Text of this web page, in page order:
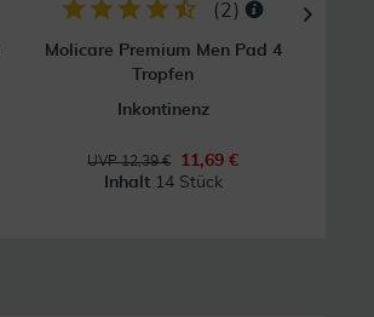
(2 )
Molicare Premium Men Pad 4
Tropfen
Inkontinenz
UVP 12,39 €
11,69 €
Inhalt 14 Stück